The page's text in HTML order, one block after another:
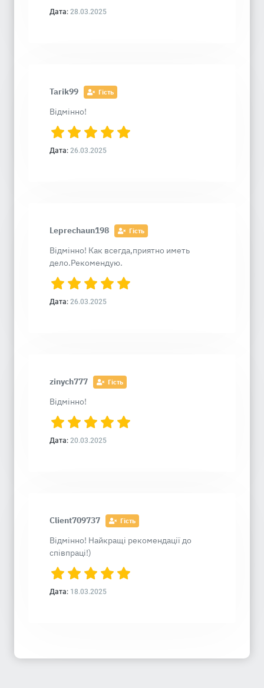
Дата: 28.03.2025
Tarik99 Гість
Відмінно!
Дата: 26.03.2025
Leprechaun198 Гість
Відмінно! Как всегда,приятно иметь
дело.Рекомендую.
Дата: 26.03.2025
zinych777 Гість
Відмінно!
Дата: 20.03.2025
Client709737 Гість
Відмінно! Найкращі рекомендації до
співпраці!)
Дата: 18.03.2025